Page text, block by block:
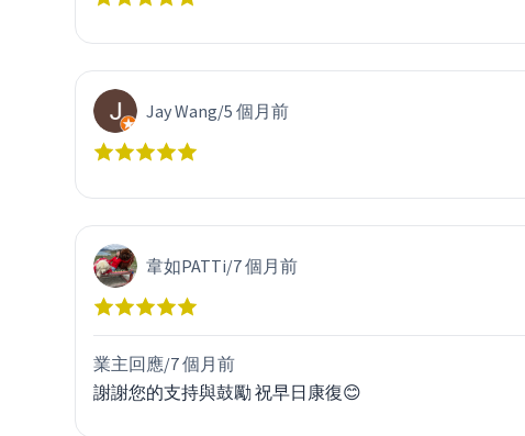
Jay Wang/5 個月前
韋如PATTi/7 個月前
業主回應/7 個月前
謝謝您的支持與鼓勵 祝早日康復😊